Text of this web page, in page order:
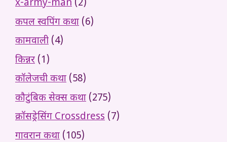
x-army-man (2)
कपल स्वपिंग कथा (6)
कामवाली (4)
किन्नर (1)
कॉलेजची कथा (58)
कौटुंबिक सेक्स कथा (275)
क्रॉसड्रेसिंग Crossdress (7)
गावरान कथा (105)